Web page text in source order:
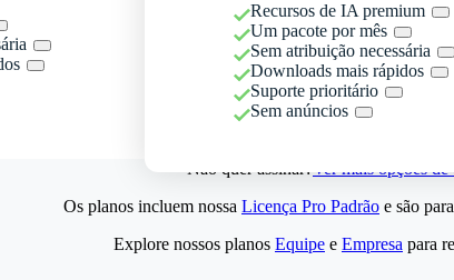
Recursos de IA premium
Um pacote por mês
Sem atribuição necessária
Downloads mais rápidos
Suporte prioritário
Sem anúncios
Não quer assinar?Ver mais opções de
Os planos incluem nossa Licença Pro Padrão e são
Explore nossos planos Equipe e Empresa para